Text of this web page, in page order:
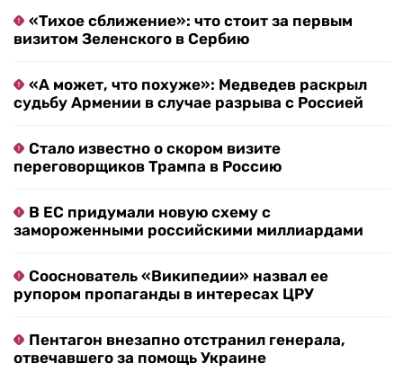
«Тихое сближение»: что стоит за первым
визитом Зеленского в Сербию
«А может, что похуже»: Медведев раскрыл
судьбу Армении в случае разрыва с Россией
Стало известно о скором визите
переговорщиков Трампа в Россию
В ЕС придумали новую схему с
замороженными российскими миллиардами
Сооснователь «Википедии» назвал ее
рупором пропаганды в интересах ЦРУ
Пентагон внезапно отстранил генерала,
отвечавшего за помощь Украине